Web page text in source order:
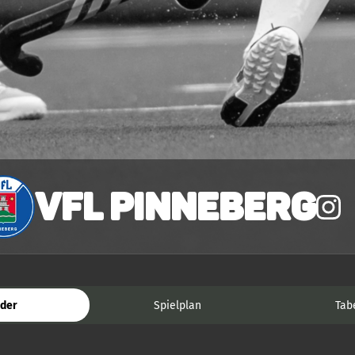
VfL Pinneberg
Spielplan